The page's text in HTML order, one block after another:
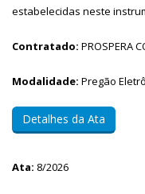
estabelecidas neste
Contratado: PROSPERA
Modalidade: Pregão
Detalhes da Ata
Ata: 8/2026